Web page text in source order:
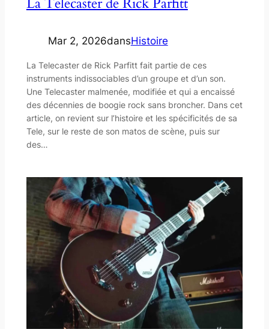
Mar 2, 2026dansHistoire
La Telecaster de Rick Parfitt fait partie de ces
instruments indissociables d’un groupe et d’un son.
Une Telecaster malmenée, modifiée et qui a encaissé
des décennies de boogie rock sans broncher. Dans cet
article, on revient sur l’histoire et les spécificités de sa
Tele, sur le reste de son matos de scène, puis sur
des…